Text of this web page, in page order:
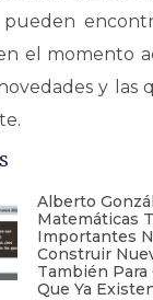
el momento
y las
Alberto
Matemáticas
Importantes
Construir
También
Que Ya